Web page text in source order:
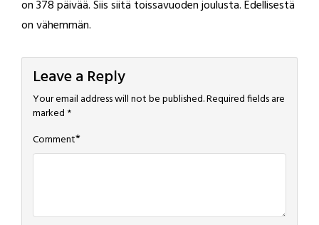
on 378 päivää. Siis siitä toissavuoden joulusta. Edellisestä
on vähemmän.
Leave a Reply
Your email address will not be published.Required fields are
marked *
Comment*